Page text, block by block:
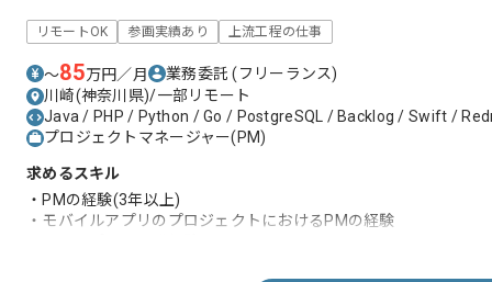
リモートOK 参画実績あり 上流工程の仕事
〜85万円／月 業務委託(フリーランス)
川崎(神奈川県)/一部リモート
Java / PHP / Python / Go / PostgreSQL / Backlog / Swift /
プロジェクトマネージャー(PM)
求めるスキル
・PMの経験(3年以上)
・モバイルアプリのプロジェクトにおけるPMの経験